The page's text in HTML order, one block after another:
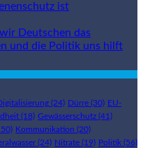
ist
Deutschen das
und die Politik uns hilft
(24) Dürre (30) EU-
(18) Gewässerschutz (41)
Kommunikation (20)
(24) Nitrate (19) Politik (56)